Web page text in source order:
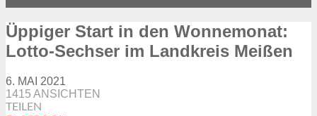
Üppiger Start in den Wonnemonat:
Lotto-Sechser im Landkreis Meißen
6. MAI 2021
1415 ANSICHTEN
TEILEN